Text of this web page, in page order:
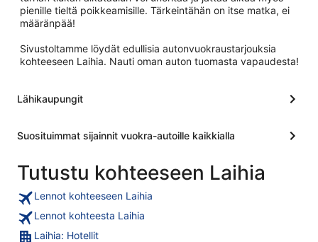
pienille tieltä poikkeamisille. Tärkeintähän on itse matka, ei
määränpää!
Sivustoltamme löydät edullisia autonvuokraustarjouksia
kohteeseen Laihia. Nauti oman auton tuomasta vapaudesta!
Lähikaupungit
Suosituimmat sijainnit vuokra-autoille kaikkialla
Tutustu kohteeseen Laihia
Lennot kohteeseen Laihia
Lennot kohteesta Laihia
Laihia: Hotellit